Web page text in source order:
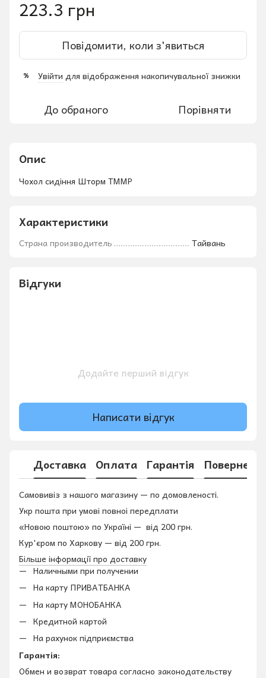
223.3 грн
Повідомити, коли з'явиться
% Увійти для відображення накопичувальної знижки
До обраного Порівняти
Опис
Чохол сидіння Шторм ТММР
Характеристики
Страна производитель Тайвань
Відгуки
Додайте перший відгук
Написати відгук
Доставка Оплата Гарантія
Самовивіз з нашого магазину — по домовленості.
Укр пошта при умові повноі передплати
«Новою поштою» по Україні — від 200 грн.
Кур'єром по Харкову — від 200 грн.
Більше інформації про доставку
Наличными при получении
На карту ПРИВАТБАНКА
На карту МОНОБАНКА
Кредитной картой
На рахунок підприємства
Гарантія:
Обмен и возврат товара согласно законодательству